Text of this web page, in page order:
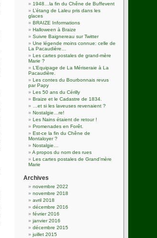
1948…la fin du Chêne de Buffevent
L’étang de Laleu pris dans les
glaces
BRAIZE Informations
Halloween à Braize
Suivre Baignereau sur Twitter
Une légende moins connue: celle de
La Pacaudière…
Les cartes postales de grand-mère
Marie ?
L’Equipage de La Mériseraie à La
Pacaudière.
Les contes du Bourbonnais revus
par Papy
Les 50 ans du Cérilly
Braize et le Cadastre de 1834.
…et si les laveuses revenaient ?
Nostalgie…re!
Les Nains étaient de retour !
Promenades en Forêt.
Est-ce la fin du Chêne de
Montaloyer ?
Nostalgie…
A propos du nom des rues
Les cartes postales de Grand’mère
Marie
Archives
novembre 2022
novembre 2018
avril 2018
décembre 2016
février 2016
janvier 2016
décembre 2015
juillet 2015